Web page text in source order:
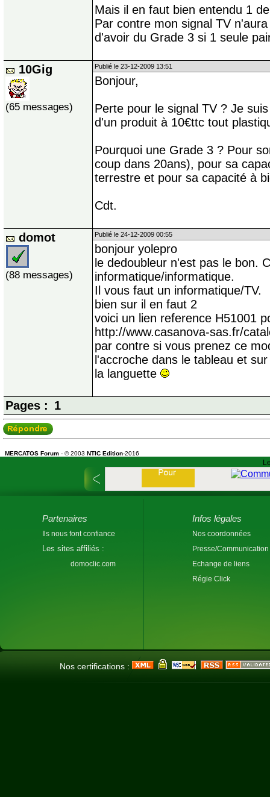
Mais il en faut bien entendu 1
Par contre mon signal TV
d'avoir du Grade 3 si 1 seule
10Gig
(65 messages)
Publié le 23-12-2009 13:51
Bonjour,
Perte pour le signal TV ? Je
d'un produit à 10€ttc tout
Pourquoi une Grade 3 ? Pour
coup dans 20ans), pour sa
terrestre et pour sa capacité à
Cdt.
domot
(88 messages)
Publié le 24-12-2009 00:55
bonjour yolepro
le dedoubleur n'est pas le bon.
informatique/informatique.
Il vous faut un informatique/TV.
bien sur il en faut 2
voici un lien reference H51001
http://www.casanova-sas.fr/
par contre si vous prenez ce
l'accroche dans le tableau et
la languette
Pages : 1
MERCATOS Forum - © 2003 NTIC Edition-2016
Partenaires
Ils nous font confiance
Les sites affiliés :
domoclic.com
Infos légales
Nos coordonnées
Presse/Communication
Echange de liens
Régie Click
Nos certifications :